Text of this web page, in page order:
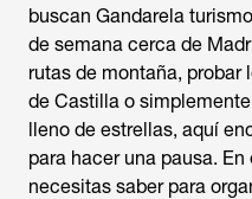
buscan Gandarela
de semana cerca de
rutas de montaña, probar
de Castilla o
lleno de estrellas, aquí
para hacer una pausa.
necesitas saber para